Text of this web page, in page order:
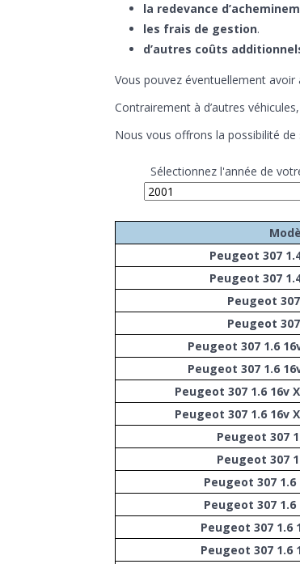
la redevance
les frais de gestion.
d’autres coûts
Vous pouvez éventuellement avoir
Contrairement à d’autres
Nous vous offrons la possibilité
Sélectionnez l'année de
Peugeot 307
Peugeot 307
Peugeot
Peugeot
Peugeot 307 1.6
Peugeot 307 1.6
Peugeot 307 1.6 16v
Peugeot 307 1.6 16v
Peugeot 307
Peugeot 307
Peugeot 307 1.6
Peugeot 307 1.6
Peugeot 307 1.6
Peugeot 307 1.6